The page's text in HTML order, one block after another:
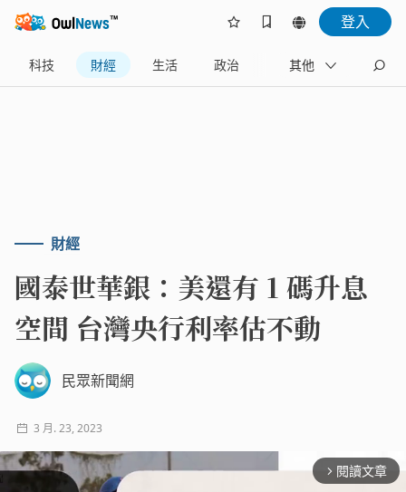
登入
科技 財經 生活 政治 旅遊
其他
財經
國泰世華銀：美還有 1 碼升息
空間 台灣央行利率估不動
民眾新聞網
3 月. 23, 2023
arrow_forward_ios 閱讀文章